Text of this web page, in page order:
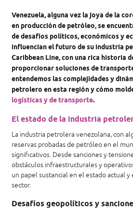
Venezuela, alguna vez la joya de la
en producción de petróleo, se
de desafíos políticos, económicos y
influencian el futuro de su industria
Caribbean Line, con una rica historia
proporcionar soluciones de
entendemos las complejidades y
petrolero en esta región y cómo
logísticas y de transporte.
El estado de la industria
La industria petrolera venezolana, con
reservas probadas de petróleo en el
significativos. Desde sanciones y
obstáculos infraestructurales y
un papel sustancial en el estado actual
sector.
Desafíos geopolíticos y